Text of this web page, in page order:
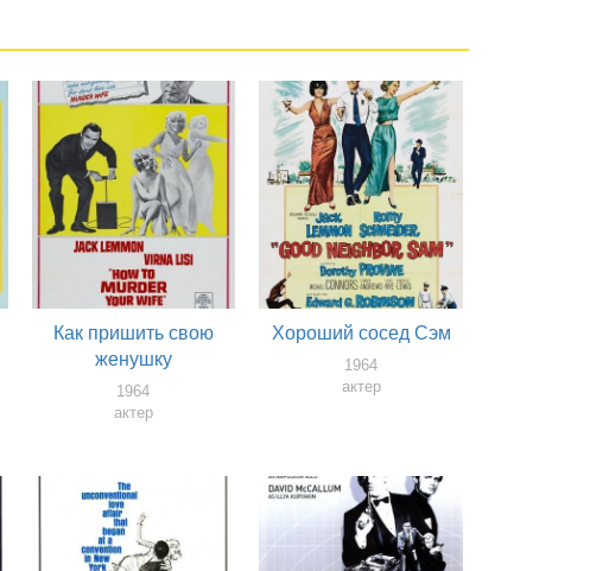
Как пришить свою
женушку
1964
актер
Хороший сосед Сэм
1964
актер